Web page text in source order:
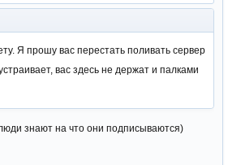
Я прошу вас перестать поливать сервер
вас здесь не держат и палками
знают на что они подписываются)